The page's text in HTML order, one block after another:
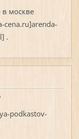
в москве
cena.ru]arenda-
.
podkastov-